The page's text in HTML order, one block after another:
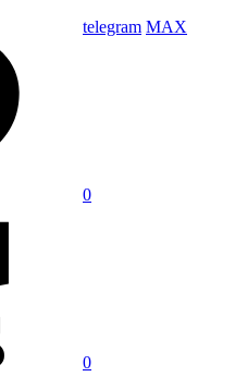
telegram MAX
0
0